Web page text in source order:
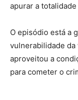
apurar a
O episódio está a
vulnerabilidade da
aproveitou a
para cometer o